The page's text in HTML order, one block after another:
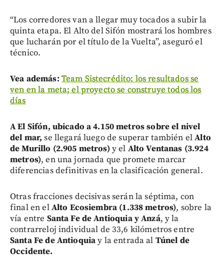
“Los corredores van a llegar muy tocados a subir la
quinta etapa. El Alto del Sifón mostrará los hombres
que lucharán por el título de la Vuelta”, aseguró el
técnico.
Vea además: Team Sistecrédito: los resultados se
ven en la meta; el proyecto se construye todos los
días
A El Sifón, ubicado a 4.150 metros sobre el nivel
del mar, se llegará luego de superar también elAlto
de Murillo (2.905 metros)y el Alto Ventanas (3.924
metros), en una jornada que promete marcar
diferencias definitivas en la clasificación general.
Otras fracciones decisivas serán la séptima, con
final en elAlto Ecosiembra (1.338 metros), sobre la
vía entre Santa Fe de Antioquia y Anzá, y la
contrarreloj individual de 33,6 kilómetros entre
Santa Fe de Antioquiay la entrada al Túnel de
Occidente.